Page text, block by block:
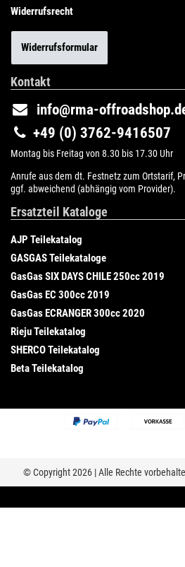
Widerrufsrecht
Widerrufsformular
Kontakt
info@rma-
+49 (0) 3762-9416507
Montag bis Freitag von 8.30 bis 17.30 Uhr
Anrufe aus dem dt. Festnetz zum Ortstarif,
ggf. abweichend (abhängig vom Provider).
Ersatzteil Kataloge
AJP Teilekatalog
GASGAS Teilekataloge
GasGas SIX DAYS CHILE 250cc 2019
GasGas EC 300cc 2019
GasGas ECRANGER 300cc 2020
Rieju Teilekatalog
SHERCO Teilekatalog
Beta Teilekatalog
© Copyright 2026 | Alle Rechte